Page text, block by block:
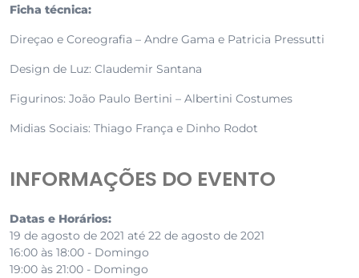
Ficha técnica:
Direçao e Coreografia – Andre Gama e Patricia Pressutti
Design de Luz: Claudemir Santana
Figurinos: João Paulo Bertini – Albertini Costumes
Midias Sociais: Thiago França e Dinho Rodot
INFORMAÇÕES DO EVENTO
Datas e Horários:
19 de agosto de 2021 até 22 de agosto de 2021
16:00 às 18:00 - Domingo
19:00 às 21:00 - Domingo